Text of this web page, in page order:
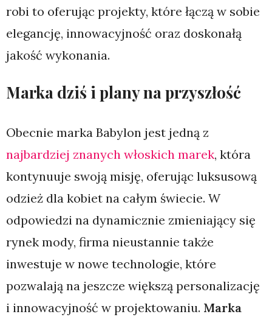
robi to oferując projekty, które łączą w sobie
elegancję, innowacyjność oraz doskonałą
jakość wykonania.
Marka dziś i plany na przyszłość
Obecnie marka Babylon jest jedną z
najbardziej znanych włoskich marek, która
kontynuuje swoją misję, oferując luksusową
odzież dla kobiet na całym świecie. W
odpowiedzi na dynamicznie zmieniający się
rynek mody, firma nieustannie także
inwestuje w nowe technologie, które
pozwalają na jeszcze większą personalizację
i innowacyjność w projektowaniu. Marka